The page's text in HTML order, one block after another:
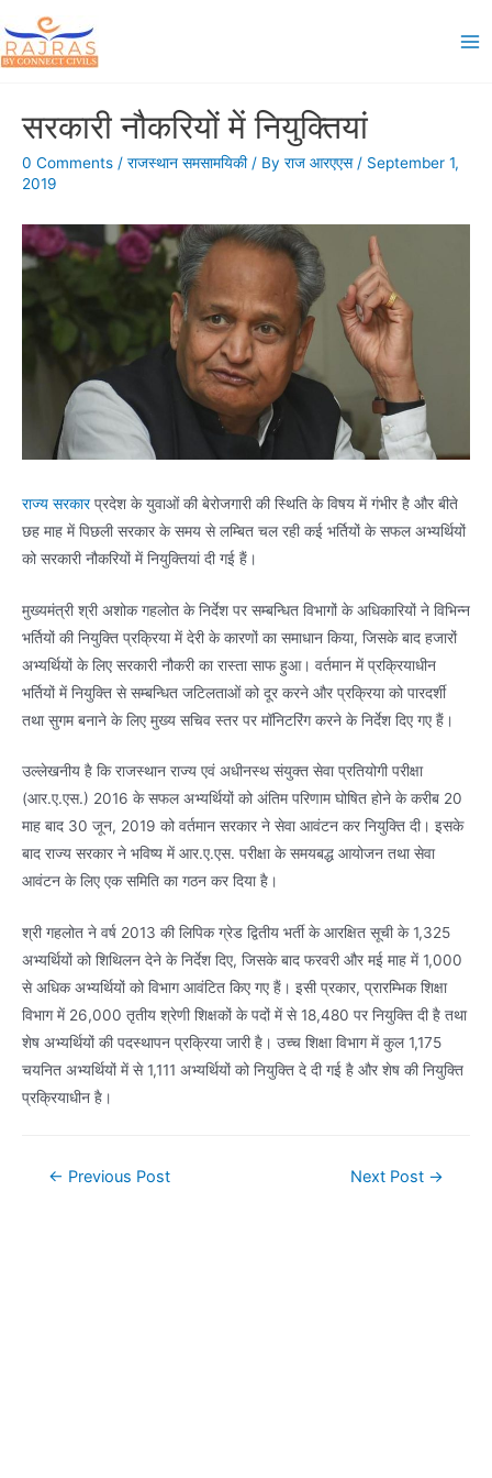
to
content
सरकारी नौकरियों में नियुक्तियां
0 Comments / राजस्थान समसामयिकी/ By राज आरएएस / September 1,
2019
राज्य सरकारप्रदेश के युवाओं की बेरोजगारी की स्थिति के विषय में गंभीर है और बीते
छह माह में पिछली सरकार के समय से लम्बित चल रही कई भर्तियों के सफल अभ्यर्थियों
को सरकारी नौकरियों में नियुक्तियां दी गई हैं।
मुख्यमंत्री श्री अशोक गहलोत के निर्देश पर सम्बन्धित विभागों के अधिकारियों ने विभिन्न
भर्तियों की नियुक्ति प्रक्रिया में देरी के कारणों का समाधान किया, जिसके बाद हजारों
अभ्यर्थियों के लिए सरकारी नौकरी का रास्ता साफ हुआ। वर्तमान में प्रक्रियाधीन
भर्तियों में नियुक्ति से सम्बन्धित जटिलताओं को दूर करने और प्रक्रिया को पारदर्शी
तथा सुगम बनाने के लिए मुख्य सचिव स्तर पर मॉनिटरिंग करने के निर्देश दिए गए हैं।
उल्लेखनीय है कि राजस्थान राज्य एवं अधीनस्थ संयुक्त सेवा प्रतियोगी परीक्षा
(आर.ए.एस.) 2016 के सफल अभ्यर्थियों को अंतिम परिणाम घोषित होने के करीब 20
माह बाद 30 जून, 2019 को वर्तमान सरकार ने सेवा आवंटन कर नियुक्ति दी। इसके
बाद राज्य सरकार ने भविष्य में आर.ए.एस. परीक्षा के समयबद्ध आयोजन तथा सेवा
आवंटन के लिए एक समिति का गठन कर दिया है।
श्री गहलोत ने वर्ष 2013 की लिपिक ग्रेड द्वितीय भर्ती के आरक्षित सूची के 1,325
अभ्यर्थियों को शिथिलन देने के निर्देश दिए, जिसके बाद फरवरी और मई माह में 1,000
से अधिक अभ्यर्थियों को विभाग आवंटित किए गए हैं। इसी प्रकार, प्रारम्भिक शिक्षा
विभाग में 26,000 तृतीय श्रेणी शिक्षकों के पदों में से 18,480 पर नियुक्ति दी है तथा
शेष अभ्यर्थियों की पदस्थापन प्रक्रिया जारी है। उच्च शिक्षा विभाग में कुल 1,175
चयनित अभ्यर्थियों में से 1,111 अभ्यर्थियों को नियुक्ति दे दी गई है और शेष की नियुक्ति
प्रक्रियाधीन है।
Post← Previous Post Next Post →